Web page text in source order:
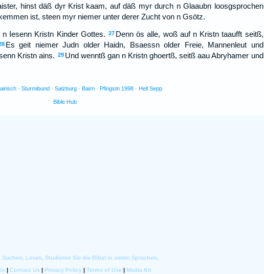
hinst däß dyr Krist kaam, auf däß myr durch n Glaaubn loosgsprochen
ist, steen myr niemer unter derer Zucht von n Gsötz.
Iesenn Kristn Kinder Gottes. 27 Denn ös alle, woß auf n Kristn taaufft seitß,
Es geit niemer Judn older Haidn, Bsaessn older Freie, Mannenleut und
Kristn ains. 29 Und wenntß gan n Kristn ghoertß, seitß aau Abryhamer und
· Sturmibund · Salzburg · Bairn · Pfingstn 1998 · Hell Sepp
Bible Hub